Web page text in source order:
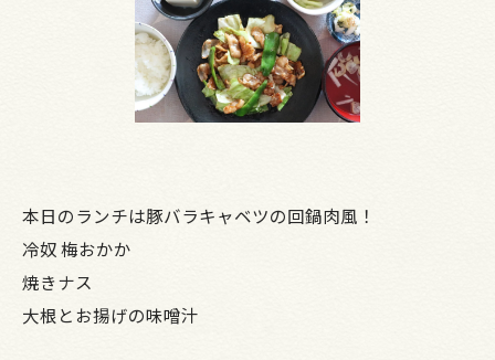
本日のランチは豚バラキャベツの回鍋肉風！
冷奴 梅おかか
焼きナス
大根とお揚げの味噌汁